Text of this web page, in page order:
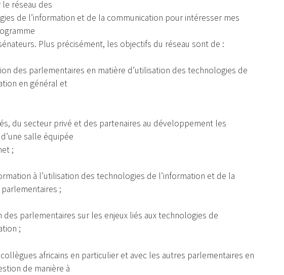
réseau des
de l’information et de la communication pour intéresser mes
Plus précisément, les objectifs du réseau sont de :
des parlementaires en matière d’utilisation des technologies de
en général et
du secteur privé et des partenaires au développement les
salle équipée
;
à l’utilisation des technologies de l’information et de la
;
parlementaires sur les enjeux liés aux technologies de
;
africains en particulier et avec les autres parlementaires en
de manière à